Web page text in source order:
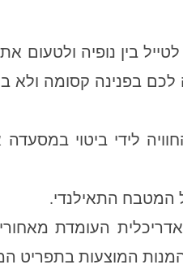
בין נופיה ולטעום
לכם בפנינה קסומה
לידי ביטוי במסעדה
העומדת
המוצעות בתפריט